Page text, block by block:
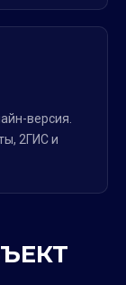
версия.
2ГИС и